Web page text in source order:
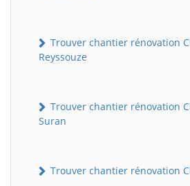
Trouver chantier rénovation
Reyssouze
Trouver chantier rénovation
Suran
Trouver chantier rénovation